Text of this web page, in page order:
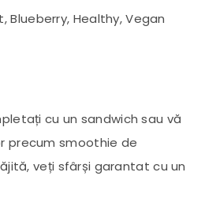
cu un sandwich sau vă
precum smoothie de
veți sfârși garantat cu un